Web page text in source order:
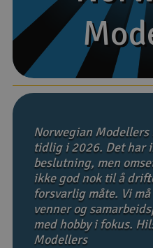
Båter
Droner
Droner for FPV
Fly
Helikopter
Kamerautstyr
Modellbygging,
Norwegian
tidlig i 2026. Det har
beslutning, men
ikke god nok til å
forsvarlig måte. Vi
venner og
med hobby i fokus.
Modellers